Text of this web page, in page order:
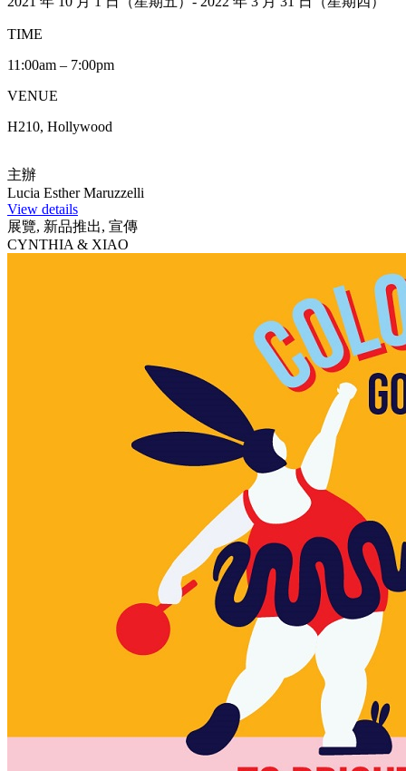
TIME
11:00am – 7:00pm
VENUE
H210, Hollywood
主辦
Lucia Esther Maruzzelli
View details
展覽, 新品推出, 宣傳
CYNTHIA & XIAO